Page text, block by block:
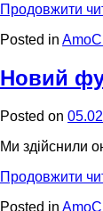
Продовжити
Posted in
Новий
Posted on
Ми здійснили
Продовжити
Posted in